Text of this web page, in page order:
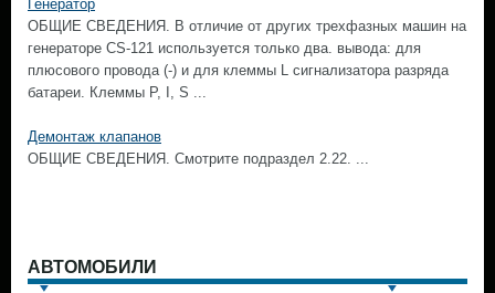
Генератор
ОБЩИЕ СВЕДЕНИЯ. В отличие от других трехфазных машин на
генераторе CS-121 используется только два. вывода: для
плюсового провода (-) и для клеммы L сигнализатора разряда
батареи. Клеммы Р, I, S ...
Демонтаж клапанов
ОБЩИЕ СВЕДЕНИЯ. Смотрите подраздел 2.22. ...
АВТОМОБИЛИ